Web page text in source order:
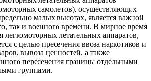
самолетов), осуществляющих
малых высотах, является важной
так и военного времени. В мирное время
легкомоторных летательных аппаратов,
с целью пресечения ввоза наркотиков и
вывоза ценностей, а также
пересечения границы отдельными
группами.